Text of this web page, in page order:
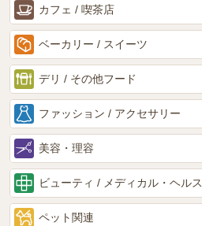
カフェ / 喫茶店
ベーカリー / スイーツ
デリ / その他フード
ファッション / アクセサリー
美容・理容
ビューティ / メディカル・ヘルス
ペット関連